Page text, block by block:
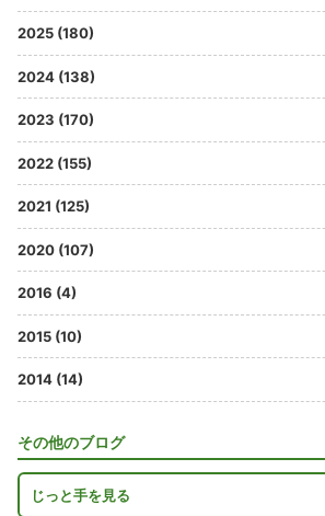
2025 (180)
2024 (138)
2023 (170)
2022 (155)
2021 (125)
2020 (107)
2016 (4)
2015 (10)
2014 (14)
その他のブログ
じっと手を見る